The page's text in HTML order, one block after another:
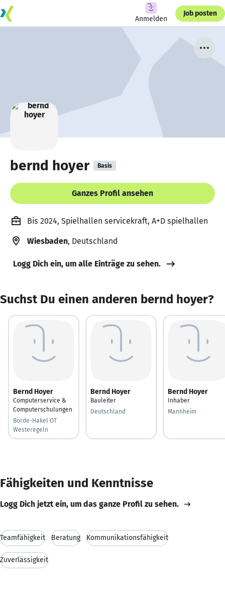
Anmelden
Job posten
bernd hoyer Basis
Ganzes Profil ansehen
Bis 2024, Spielhallen servicekraft, A+D spielhallen
Wiesbaden, Deutschland
Logg Dich ein, um alle Einträge zu sehen.
Suchst Du einen anderen bernd hoyer?
Bernd Hoyer
Computerservice &
Computerschulungen
Börde-Hakel OT
Westeregeln
Bernd Hoyer
Bauleiter
Deutschland
Bernd Hoyer
Inhaber
Mannheim
Fähigkeiten und Kenntnisse
Logg Dich jetzt ein, um das ganze Profil zu sehen.
Teamfähigkeit Beratung Kommunikationsfähigkeit
Zuverlässigkeit